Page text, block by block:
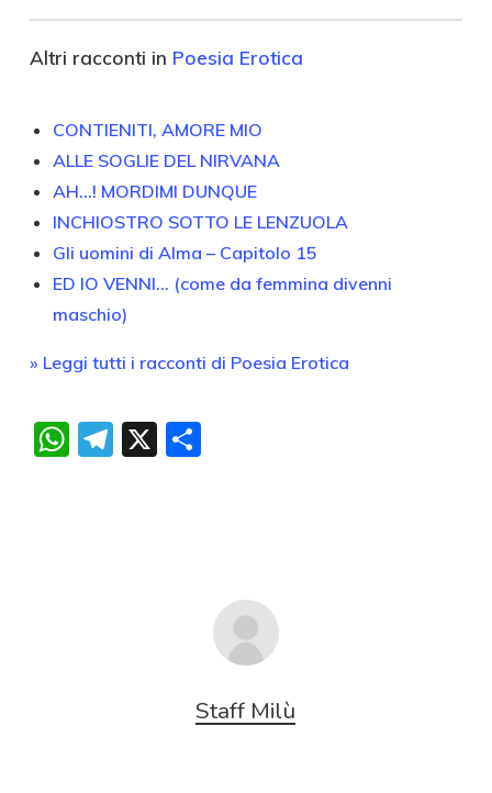
Altri racconti in Poesia Erotica
CONTIENITI, AMORE MIO
ALLE SOGLIE DEL NIRVANA
AH…! MORDIMI DUNQUE
INCHIOSTRO SOTTO LE LENZUOLA
Gli uomini di Alma – Capitolo 15
ED IO VENNI… (come da femmina divenni
maschio)
» Leggi tutti i racconti di Poesia Erotica
WhatsApp
Telegram
X Condividi
Staff Milù